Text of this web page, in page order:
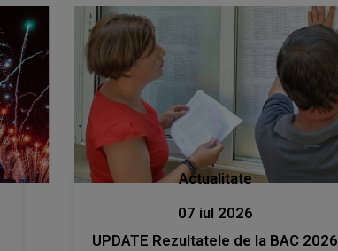
Actualitate
07 iul 2026
UPDATE Rezultatele de la BAC 2026